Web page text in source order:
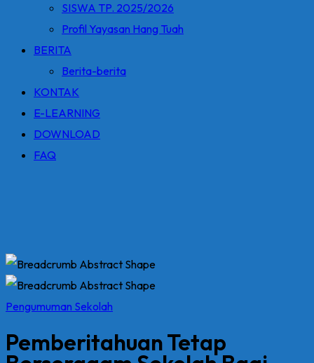
SISWA TP. 2025/2026
Profil Yayasan Hang Tuah
BERITA
Berita-berita
KONTAK
E-LEARNING
DOWNLOAD
FAQ
Pengumuman Sekolah
Pemberitahuan Tetap